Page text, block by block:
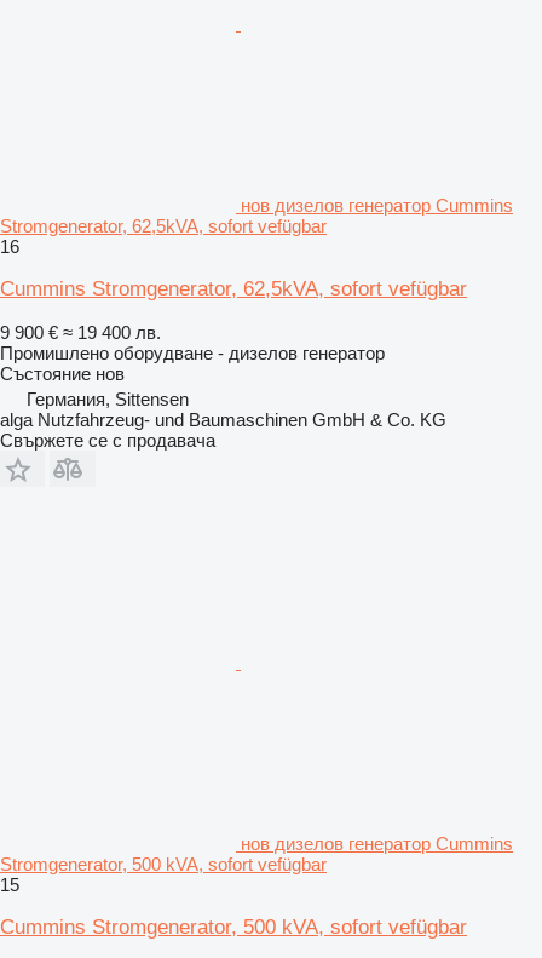
нов дизелов генератор Cummins
Stromgenerator, 62,5kVA, sofort vefügbar
16
Cummins Stromgenerator, 62,5kVA, sofort vefügbar
9 900 € ≈ 19 400 лв.
Промишлено оборудване - дизелов генератор
Състояние нов
Германия, Sittensen
alga Nutzfahrzeug- und Baumaschinen GmbH & Co. KG
Свържете се с продавача
нов дизелов генератор Cummins
Stromgenerator, 500 kVA, sofort vefügbar
15
Cummins Stromgenerator, 500 kVA, sofort vefügbar